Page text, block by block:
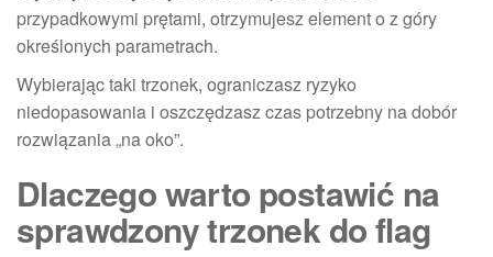
przypadkowymi prętami, otrzymujesz element o z góry
określonych parametrach.
Wybierając taki trzonek, ograniczasz ryzyko
niedopasowania i oszczędzasz czas potrzebny na dobór
rozwiązania „na oko”.
Dlaczego warto postawić na
sprawdzony trzonek do flag